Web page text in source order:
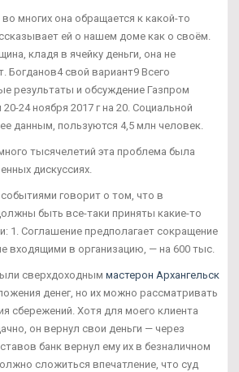
многих она обращается к какой-то
ей о нашем доме как о своём.
кладя в ячейку деньги, она не
Богданов4 свой вариант9 Всего
результаты и обсуждение Газпром
24 ноября 2017 г на 20. Социальной
данным, пользуются 4,5 млн человек.
тысячелетий эта проблема была
дискуссиях.
говорит о том, что в
быть все-таки приняты какие-то
1. Соглашение предполагает сокращение
входящими в организацию, — на 600 тыс.
сверхдоходным мастерон Архангельск
денег, но их можно рассматривать
сбережений. Хотя для моего клиента
он вернул свои деньги — через
банк вернул ему их в безналичном
сложиться впечатление, что суд